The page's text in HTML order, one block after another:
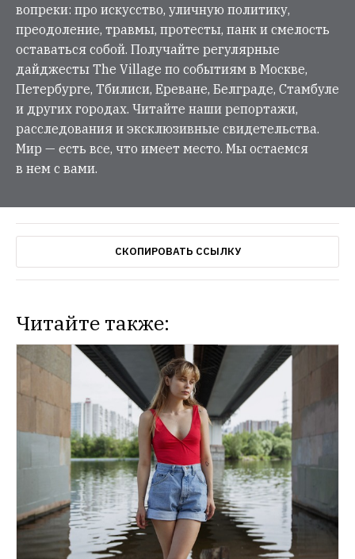
вопреки: про искусство, уличную политику,
преодоление, травмы, протесты, панк и смелость
оставаться собой. Получайте регулярные
дайджесты The Village по событиям в Москве,
Петербурге, Тбилиси, Ереване, Белграде, Стамбуле
и других городах. Читайте наши репортажи,
расследования и эксклюзивные свидетельства.
Мир — есть все, что имеет место. Мы остаемся
в нем с вами.
СКОПИРОВАТЬ ССЫЛКУ
Читайте также: